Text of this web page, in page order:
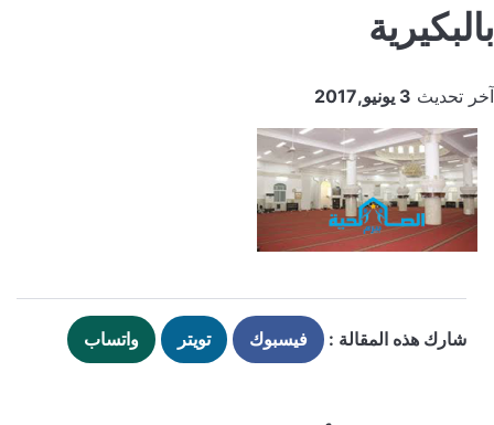
بالبكيرية
آخر تحديث 3 يونيو,2017
شارك هذه المقالة : فيسبوك تويتر واتساب